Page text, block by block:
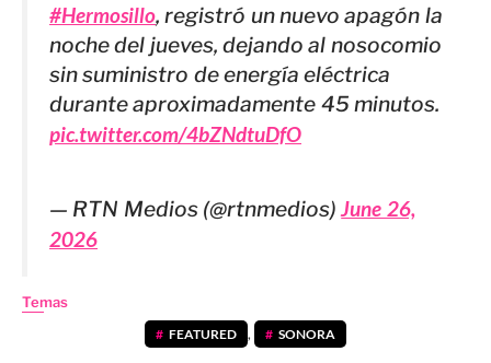
#Hermosillo, registró un nuevo apagón la
noche del jueves, dejando al nosocomio
sin suministro de energía eléctrica
durante aproximadamente 45 minutos.
pic.twitter.com/4bZNdtuDfO
— RTN Medios (@rtnmedios)June 26,
2026
Temas
FEATURED , SONORA